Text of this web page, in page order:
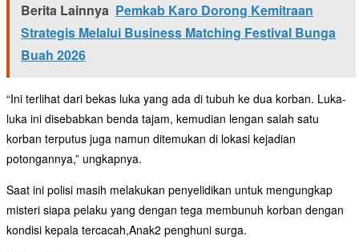
Berita Lainnya Pemkab Karo Dorong Kemitraan
Strategis Melalui Business Matching Festival Bunga
Buah 2026
“Ini terlihat dari bekas luka yang ada di tubuh ke dua korban. Luka-
luka ini disebabkan benda tajam, kemudian lengan salah satu
korban terputus juga namun ditemukan di lokasi kejadian
potongannya,” ungkapnya.
Saat ini polisi masih melakukan penyelidikan untuk mengungkap
misteri siapa pelaku yang dengan tega membunuh korban dengan
kondisi kepala tercacah,Anak2 penghuni surga.